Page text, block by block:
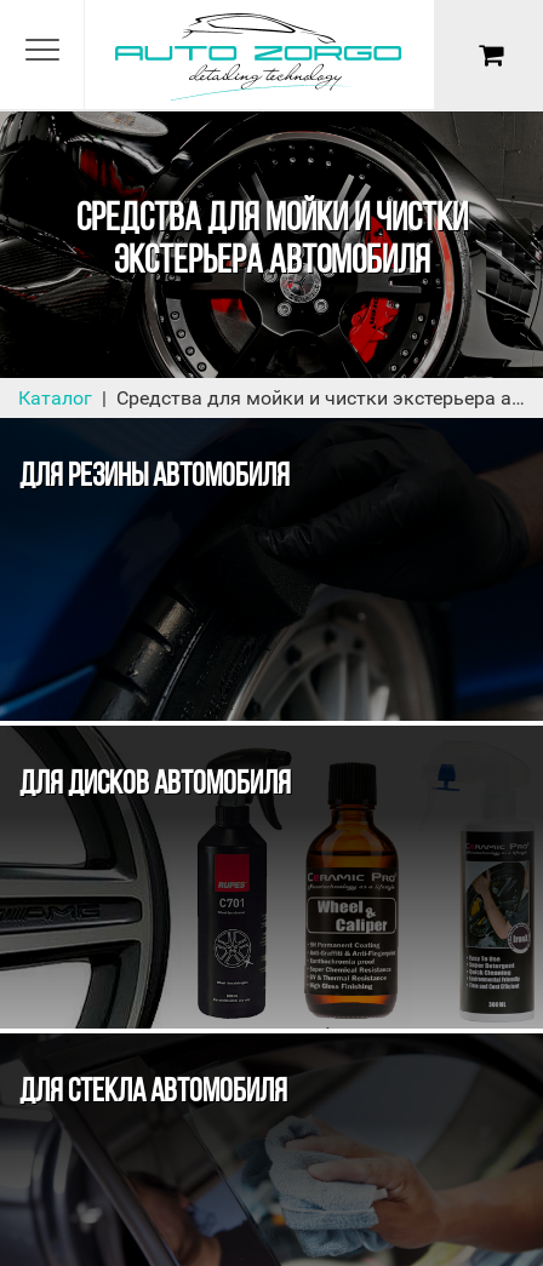
СРЕДСТВА ДЛЯ МОЙКИ И ЧИСТКИ
ЭКСТЕРЬЕРА АВТОМОБИЛЯ
Каталог Средства для мойки и чистки экстерьера автомобиля
ДЛЯ РЕЗИНЫ АВТОМОБИЛЯ
ДЛЯ ДИСКОВ АВТОМОБИЛЯ
ДЛЯ СТЕКЛА АВТОМОБИЛЯ